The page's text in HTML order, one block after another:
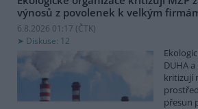
výnosů z povolenek k velkým
6.8.2026 01:17 (ČTK)
Diskuse: 12
DUHA
kritizují
přesun